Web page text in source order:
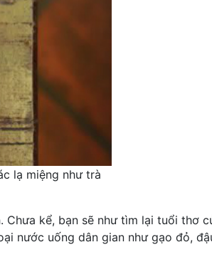
lạ miệng như trà
kể, bạn sẽ như tìm lại tuổi thơ
nước uống dân gian như gạo đỏ,